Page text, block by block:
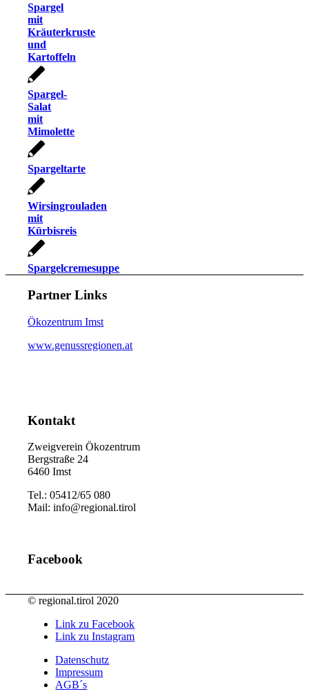
Spargel
mit
Kräuterkruste
und
Kartoffeln
Spargel-
Salat
mit
Mimolette
Spargeltarte
Wirsingrouladen
mit
Kürbisreis
Spargelcremesuppe
Partner Links
Ökozentrum Imst
www.genussregionen.at
Kontakt
Zweigverein Ökozentrum
Bergstraße 24
6460 Imst
Tel.: 05412/65 080
Mail: info@regional.tirol
Facebook
© regional.tirol 2020
Link zu Facebook
Link zu Instagram
Datenschutz
Impressum
AGB´s